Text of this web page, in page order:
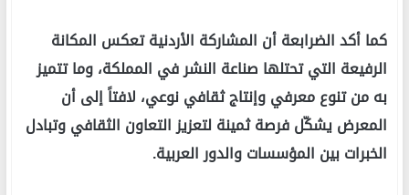
كما أكد الضرابعة أن المشاركة الأردنية تعكس المكانة
الرفيعة التي تحتلها صناعة النشر في المملكة، وما تتميز
به من تنوع معرفي وإنتاج ثقافي نوعي، لافتاً إلى أن
المعرض يشكّل فرصة ثمينة لتعزيز التعاون الثقافي وتبادل
الخبرات بين المؤسسات والدور العربية.